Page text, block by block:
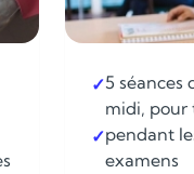
✓5 séances
midi, pour
✓pendant
examens